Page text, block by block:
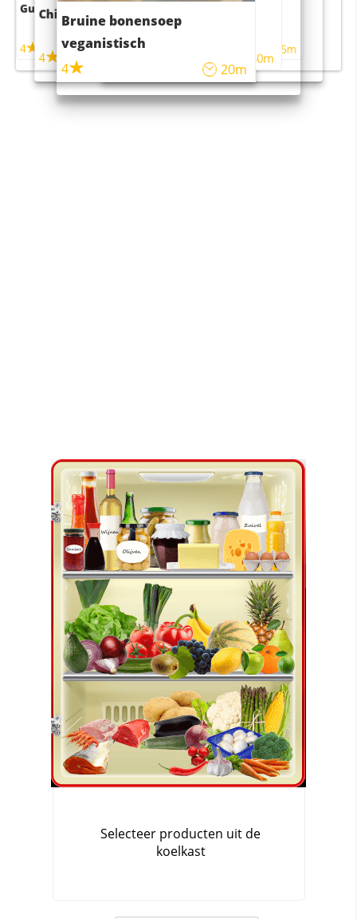
Guacamole
4
Chili con carne
4
Bruine bonensoep
veganistisch
4
20m
Sushi rijstsalade
maaltijdsalade
40m
4 55m